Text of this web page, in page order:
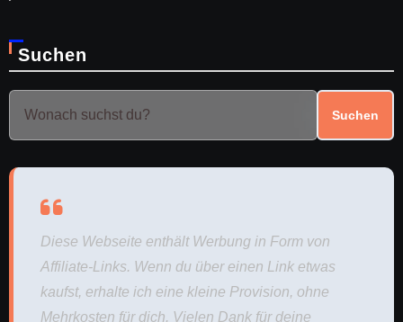
Suchen
Suchen
Diese Webseite enthält Werbung in Form von
Affiliate-Links. Wenn du über einen Link etwas
kaufst, erhalte ich eine kleine Provision, ohne
Mehrkosten für dich. Vielen Dank für deine